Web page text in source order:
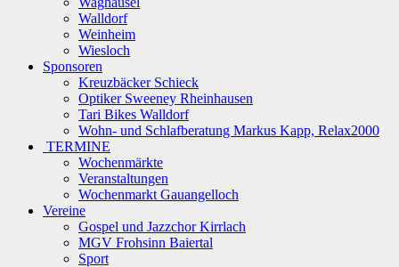
Walldorf
Weinheim
Wiesloch
Sponsoren
Kreuzbäcker Schieck
Optiker Sweeney Rheinhausen
Tari Bikes Walldorf
Wohn- und Schlafberatung Markus Kapp, Relax2000
TERMINE
Wochenmärkte
Veranstaltungen
Wochenmarkt Gauangelloch
Vereine
Gospel und Jazzchor Kirrlach
MGV Frohsinn Baiertal
Sport